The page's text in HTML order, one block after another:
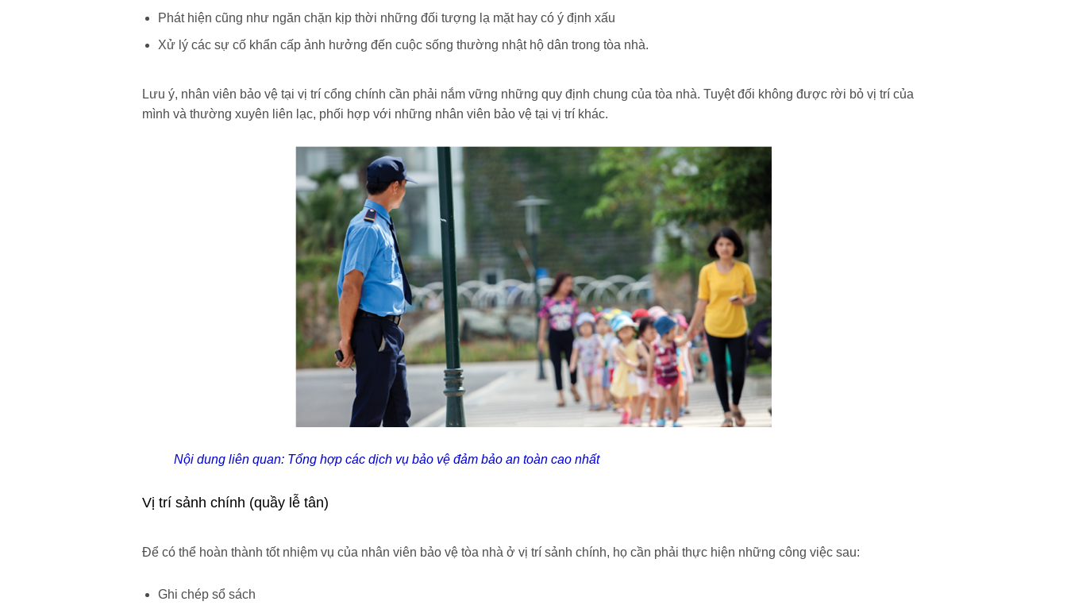
Phát hiện cũng như ngăn chặn kịp thời những đối tượng lạ mặt hay có ý định xấu
Xử lý các sự cố khẩn cấp ảnh hưởng đến cuộc sống thường nhật hộ dân trong tòa nhà.
Lưu ý, nhân viên bảo vệ tại vị trí cổng chính cần phải nắm vững những quy định chung của tòa nhà. Tuyệt đối không được rời bỏ vị trí của
mình và thường xuyên liên lạc, phối hợp với những nhân viên bảo vệ tại vị trí khác.
Nội dung liên quan: Tổng hợp các dịch vụ bảo vệ đảm bảo an toàn cao nhất
Vị trí sảnh chính (quầy lễ tân)
Để có thể hoàn thành tốt nhiệm vụ của nhân viên bảo vệ tòa nhà ở vị trí sảnh chính, họ cần phải thực hiện những công việc sau:
Ghi chép sổ sách